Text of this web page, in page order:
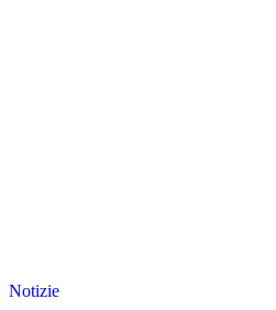
Notizie